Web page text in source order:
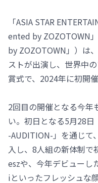
「ASIA STAR
ented by ZOZOTOWN
by ZOZOTOWN」）は
ストが出演し、世界中
賞式で、2024年に初開催
2回目の開催となる今年
い。初日となる5月28
-AUDITION-」を通じて
入し、8人組の新体制
eszや、今年デビュー
iといったフレッシュな